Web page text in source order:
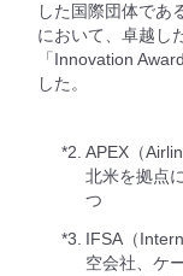
した国際団体であ
において、卓越し
「Innovation
した。
*2. APEX（
北米を拠点
つ
*3. IFSA（
空会社、ケ